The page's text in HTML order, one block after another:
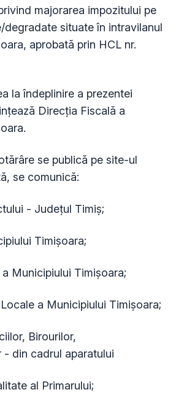
majorarea impozitului pe
degradate situate în intravilanul
aprobată prin HCL nr.
la îndeplinire a prezentei
Direcţia Fiscală a
se publică pe site-ul
se comunică:
- Judeţul Timiș;
Timișoara;
Municipiului Timișoara;
a Municipiului Timișoara;
Birourilor,
- din cadrul aparatului
al Primarului;